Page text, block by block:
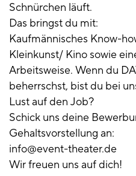
Schnürchen läuft.
Das bringst du mit:
Kaufmännisches Know-
Kleinkunst/ Kino sowie
Arbeitsweise. Wenn du
beherrschst, bist du bei
Lust auf den Job?
Schick uns deine
Gehaltsvorstellung an:
info@event-theater.de
Wir freuen uns auf dich!